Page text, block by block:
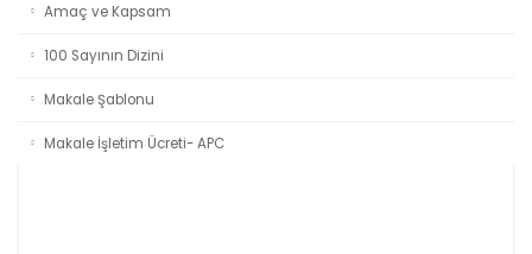
Amaç ve Kapsam
100 Sayının Dizini
Makale Şablonu
Makale İşletim Ücreti- APC